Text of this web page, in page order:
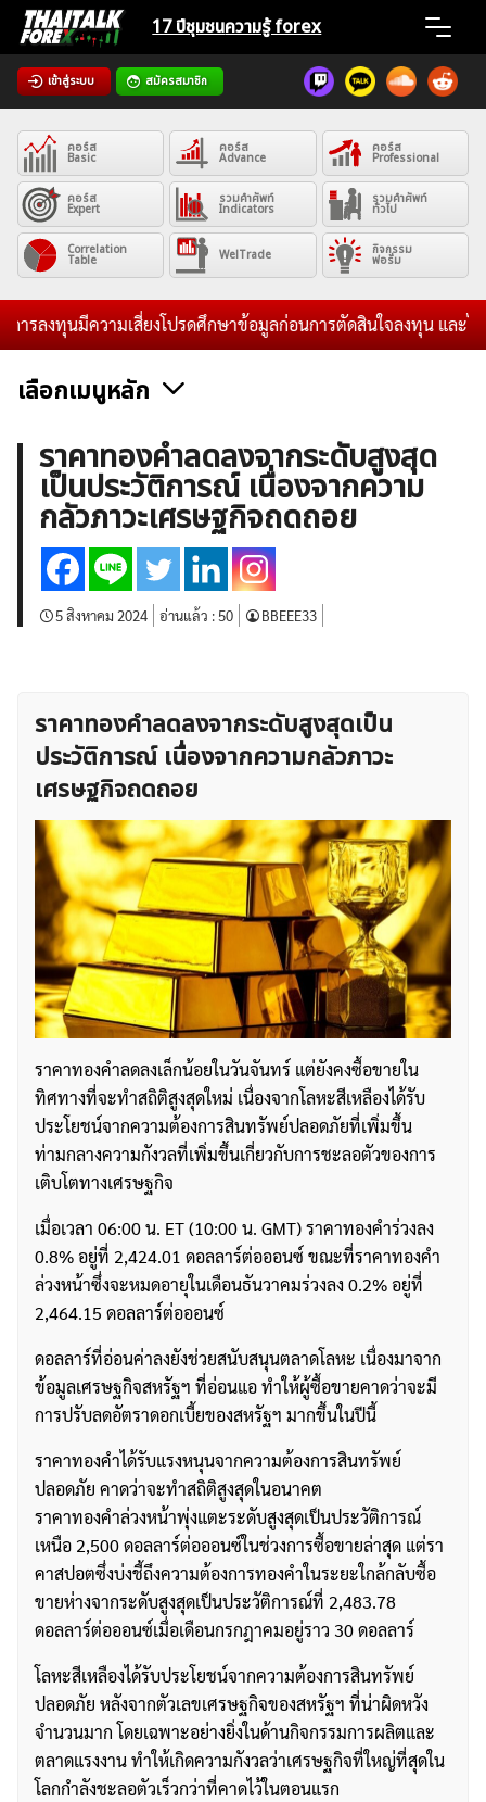
Skip
content
17 ปีชุมชนความรู้ forex
เข้าสู่ระบบ สมัครสมาชิก
Home
News
Articles
VPS Register
ค้นหา
สำหรับ:
คอร์ส
Basic
คอร์ส
Advance
คอร์ส
Professional
คอร์ส
Expert
รวมคำศัพท์
Indicators
รวมคำศัพท์
ทั่วไป
Correlation
Table WelTrade กิจกรรม
ฟอรั่ม
ลงทุนมีความเสี่ยงโปรดศึกษาข้อมูลก่อนการตัดสินใจลงทุน และไม่รับ
เลือกเมนูหลัก
ข่าวฟอเร็กซ์และสกุลเงิน คริปโตเคอร์เรนซี
ฟรีซิกแนล รายวัน
บทวิเคราะห์
เศรษฐกิจทั่วไป ดัชนี-หุ้น
พันธบัตร
สินค้าโภคภัณฑ์
โบรกเกอร์ FX
โปรโมชั่น Forex
กองทุน Forex
ฟรี EA
ราคาทองคำลดลงจากระดับสูงสุด
เป็นประวัติการณ์ เนื่องจากความ
กลัวภาวะเศรษฐกิจถดถอย
5 สิงหาคม 2024 อ่านแล้ว :50 BBEEE33
ราคาทองคำลดลงจากระดับสูงสุดเป็น
ประวัติการณ์ เนื่องจากความกลัวภาวะ
เศรษฐกิจถดถอย
ราคาทองคำลดลงเล็กน้อยในวันจันทร์ แต่ยังคงซื้อขายใน
ทิศทางที่จะทำสถิติสูงสุดใหม่ เนื่องจากโลหะสีเหลืองได้รับ
ประโยชน์จากความต้องการสินทรัพย์ปลอดภัยที่เพิ่มขึ้น
ท่ามกลางความกังวลที่เพิ่มขึ้นเกี่ยวกับการชะลอตัวของการ
เติบโตทางเศรษฐกิจ
เมื่อเวลา 06:00 น. ET (10:00 น. GMT) ราคาทองคำร่วงลง
0.8% อยู่ที่ 2,424.01 ดอลลาร์ต่อออนซ์ ขณะที่ราคาทองคำ
ล่วงหน้าซึ่งจะหมดอายุในเดือนธันวาคมร่วงลง 0.2% อยู่ที่
2,464.15 ดอลลาร์ต่อออนซ์
ดอลลาร์ที่อ่อนค่าลงยังช่วยสนับสนุนตลาดโลหะ เนื่องมาจาก
ข้อมูลเศรษฐกิจสหรัฐฯ ที่อ่อนแอ ทำให้ผู้ซื้อขายคาดว่าจะมี
การปรับลดอัตราดอกเบี้ยของสหรัฐฯ มากขึ้นในปีนี้
ราคาทองคำได้รับแรงหนุนจากความต้องการสินทรัพย์
ปลอดภัย คาดว่าจะทำสถิติสูงสุดในอนาคต
ราคาทองคำล่วงหน้าพุ่งแตะระดับสูงสุดเป็นประวัติการณ์
เหนือ 2,500 ดอลลาร์ต่อออนซ์ในช่วงการซื้อขายล่าสุด แต่รา
คาสปอตซึ่งบ่งชี้ถึงความต้องการทองคำในระยะใกล้กลับซื้อ
ขายห่างจากระดับสูงสุดเป็นประวัติการณ์ที่ 2,483.78
ดอลลาร์ต่อออนซ์เมื่อเดือนกรกฎาคมอยู่ราว 30 ดอลลาร์
โลหะสีเหลืองได้รับประโยชน์จากความต้องการสินทรัพย์
ปลอดภัย หลังจากตัวเลขเศรษฐกิจของสหรัฐฯ ที่น่าผิดหวัง
จำนวนมาก โดยเฉพาะอย่างยิ่งในด้านกิจกรรมการผลิตและ
ตลาดแรงงาน ทำให้เกิดความกังวลว่าเศรษฐกิจที่ใหญ่ที่สุดใน
โลกกำลังชะลอตัวเร็วกว่าที่คาดไว้ในตอนแรก